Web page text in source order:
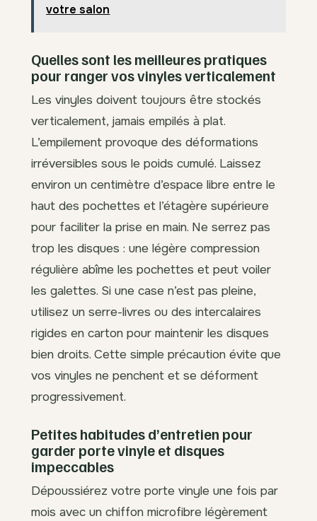
votre salon
Quelles sont les meilleures pratiques
pour ranger vos vinyles verticalement
Les vinyles doivent toujours être stockés
verticalement, jamais empilés à plat.
L’empilement provoque des déformations
irréversibles sous le poids cumulé. Laissez
environ un centimètre d’espace libre entre le
haut des pochettes et l’étagère supérieure
pour faciliter la prise en main. Ne serrez pas
trop les disques : une légère compression
régulière abîme les pochettes et peut voiler
les galettes. Si une case n’est pas pleine,
utilisez un serre-livres ou des intercalaires
rigides en carton pour maintenir les disques
bien droits. Cette simple précaution évite que
vos vinyles ne penchent et se déforment
progressivement.
Petites habitudes d’entretien pour
garder porte vinyle et disques
impeccables
Dépoussiérez votre porte vinyle une fois par
mois avec un chiffon microfibre légèrement